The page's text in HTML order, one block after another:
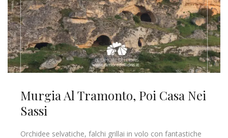
Murgia Al Tramonto, Poi Casa Nei
Sassi
Orchidee selvatiche, falchi grillai in volo con fantastiche